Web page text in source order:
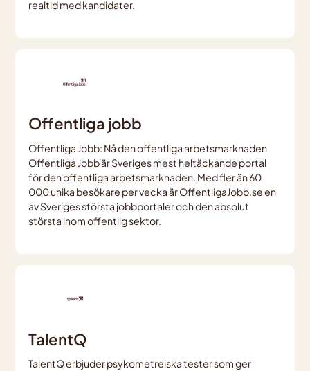
realtid med kandidater.
Offentliga jobb
Offentliga Jobb: Nå den offentliga arbetsmarknaden
Offentliga Jobb är Sveriges mest heltäckande portal
för den offentliga arbetsmarknaden. Med fler än 60
000 unika besökare per vecka är OffentligaJobb.se en
av Sveriges största jobbportaler och den absolut
största inom offentlig sektor.
TalentQ
TalentQ erbjuder psykometreiska tester som ger